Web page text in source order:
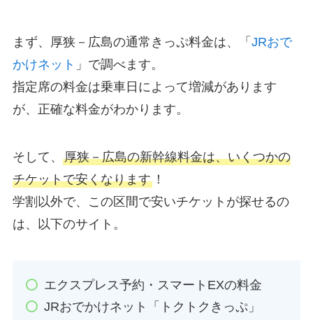
まず、厚狭－広島の通常きっぷ料金は、「 JRおで
かけネット 」で調べます。
指定席の料金は乗車日によって増減があります
が、正確な料金がわかります。
そして、 厚狭－広島の新幹線料金は、いくつかの
チケットで安くなります！
学割以外で、この区間で安いチケットが探せるの
は、以下のサイト。
エクスプレス予約・スマートEXの料金
JRおでかけネット「トクトクきっぷ」